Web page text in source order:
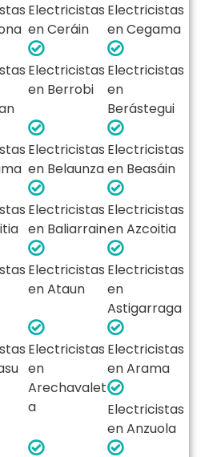
Electricistas
en Ceráin
Electricistas
en Cegama
Electricistas
en Berrobi
Electricistas
en
Berástegui
Electricistas
en Belaunza
Electricistas
en Beasáin
Electricistas
en Baliarrain
Electricistas
en Azcoitia
Electricistas
en Ataun
Electricistas
en
Astigarraga
Electricistas
en
Arechavalet
a
Electricistas
en Arama
Electricistas
en Anzuola